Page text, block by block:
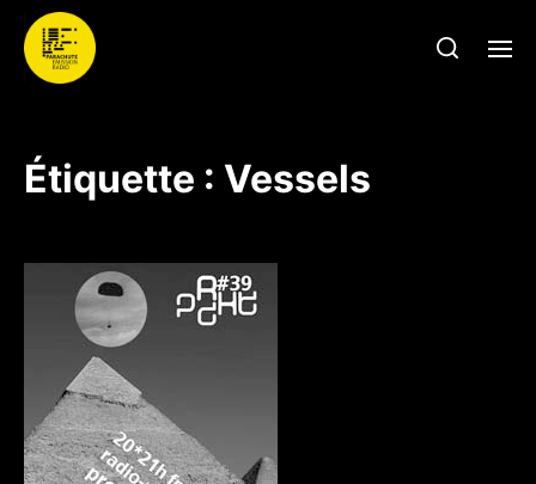
Étiquette : Vessels